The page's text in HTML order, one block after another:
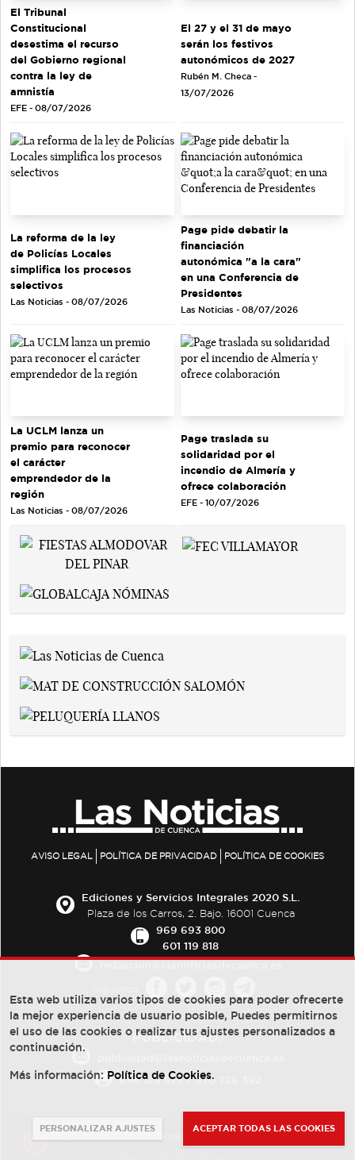
El Tribunal
Constitucional
desestima el recurso
del Gobierno regional
contra la ley de
amnistía
EFE - 08/07/2026
El 27 y el 31 de mayo
serán los festivos
autonómicos de 2027
Rubén M. Checa -
13/07/2026
La reforma de la ley
de Policías Locales
simplifica los procesos
selectivos
Las Noticias - 08/07/2026
Page pide debatir la
financiación
autonómica "a la cara"
en una Conferencia de
Presidentes
Las Noticias - 08/07/2026
La UCLM lanza un
premio para reconocer
el carácter
emprendedor de la
región
Las Noticias - 08/07/2026
Page traslada su
solidaridad por el
incendio de Almería y
ofrece colaboración
EFE - 10/07/2026
AVISO LEGAL POLÍTICA DE PRIVACIDAD POLÍTICA DE COOKIES
Ediciones y Servicios Integrales 2020 S.L.
Plaza de los Carros, 2. Bajo. 16001 Cuenca
969 693 800
601 119 818
PUBLICIDAD:
684 126 573/670 726 392
Esta web utiliza varios tipos de cookies para poder ofrecerte
la mejor experiencia de usuario posible, Puedes permitirnos
el uso de las cookies o realizar tus ajustes personalizados a
continuación.
Más información: Política de Cookies.
PERSONALIZAR AJUSTES ACEPTAR TODAS LAS COOKIES